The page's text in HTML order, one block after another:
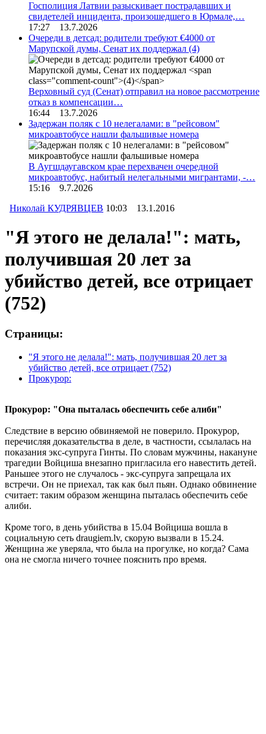
Госполиция Латвии разыскивает пострадавших и
свидетелей инцидента, произошедшего в Юрмале,…
17:27 13.7.2026
Очереди в детсад: родители требуют €4000 от
Марупской думы, Сенат их поддержал (4)
Верховный суд (Сенат) отправил на новое рассмотрение
отказ в компенсации…
16:44 13.7.2026
Задержан поляк с 10 нелегалами: в "рейсовом"
микроавтобусе нашли фальшивые номера
В Аугшдаугавском крае перехвачен очередной
микроавтобус, набитый нелегальными мигрантами, -…
15:16 9.7.2026
Николай КУДРЯВЦЕВ 10:03 13.1.2016
"Я этого не делала!": мать,
получившая 20 лет за
убийство детей, все отрицает
(752)
Страницы:
"Я этого не делала!": мать, получившая 20 лет за
убийство детей, все отрицает (752)
Прокурор:
Прокурор: "Она пыталась обеспечить себе алиби"
Следствие в версию обвиняемой не поверило. Прокурор,
перечисляя доказательства в деле, в частности, ссылалась на
показания экс-супруга Гинты. По словам мужчины, накануне
трагедии Войциша внезапно пригласила его навестить детей.
Раньшее этого не случалось - экс-супруга запрещала их
встречи. Он не приехал, так как был пьян. Однако обвинение
считает: таким образом женщина пыталась обеспечить себе
алиби.
Кроме того, в день убийства в 15.04 Войциша вошла в
социальную сеть draugiem.lv, скорую вызвали в 15.24.
Женщина же уверяла, что была на прогулке, но когда? Сама
она не смогла ничего точнее пояснить про время.